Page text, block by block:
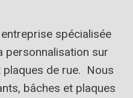
entreprise spécialisée
personnalisation sur
plaques de rue. Nous
bâches et plaques